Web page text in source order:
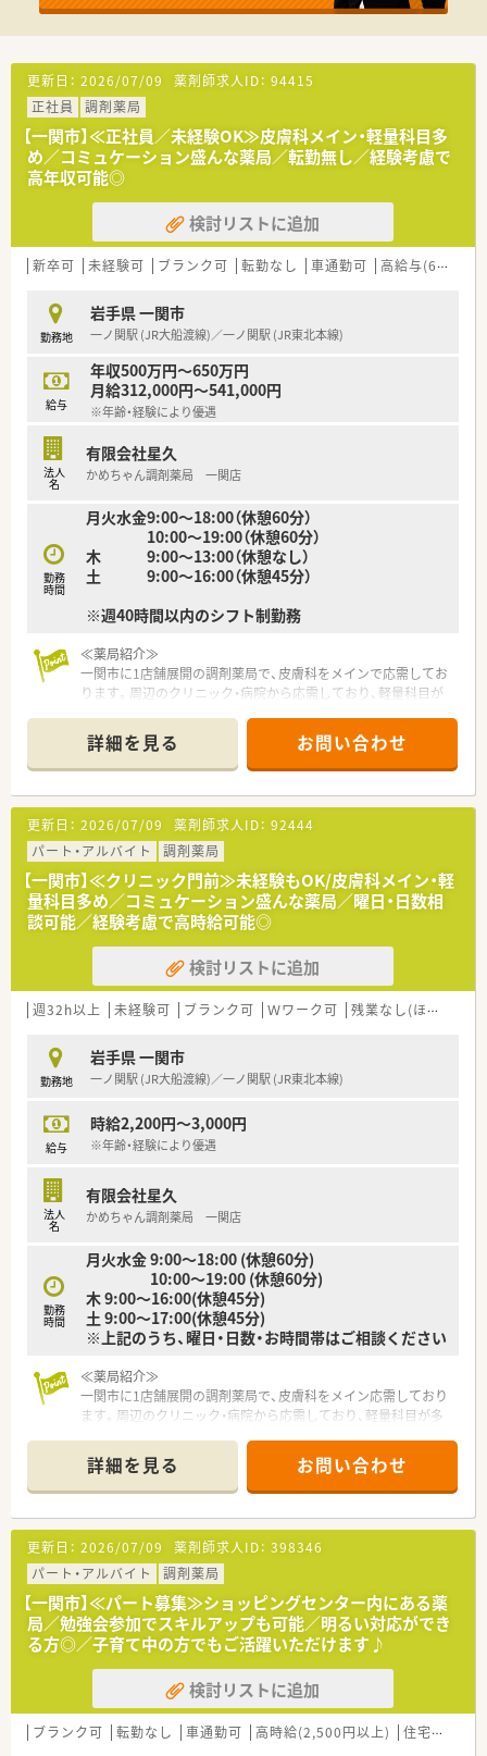
人です。
■パートながら時給は2,500円以上と高水準の薬局です◎ライフ
■近隣店舗との連携が取れているため、有給休暇やお休みが取り
やすく働きやすい環境が魅力です♪
更新日： 2026/07/09 薬剤師求人ID： 94415
正社員
調剤薬局
【一関市】≪正社員／未経験OK≫皮膚科メイン・軽量科目多
め／コミュケーション盛んな薬局／転勤無し／経験考慮で
高年収可能◎
検討リストに追加
新卒可 未経験可 ブランク可 転勤なし 車通勤可 高給与(600万円以上)
勤務地
岩手県 一関市
一ノ関駅 (JR大船渡線)／一ノ関駅 (JR東北本線)
給与
年収500万円～650万円
月給312,000円～541,000円
※年齢・経験により優遇
法人
名
有限会社星久
かめちゃん調剤薬局 一関店
勤務
時間
月火水金9:00～18:00（休憩60分）
10:00～19:00（休憩60分）
木 9:00～13:00（休憩なし）
土 9:00～16:00（休憩45分）
※週40時間以内のシフト制勤務
≪薬局紹介≫
一関市に1店舗展開の調剤薬局で、皮膚科をメインで応需してお
ります。周辺のクリニック・病院から応需しており、軽量科目が
また、社長はもともと病院にお勤めでしたので、臨床での経験も
あり、勉強させていただける環境です。
≪コミュケーション盛んな薬局♪≫
ベテランの薬剤師さんが多く、頼れる環境です。
就業中はしっかり仕事をこなし、オフタイムでは、和気あいあい
としている雰囲気です。不安なことや分からないことがあれば、
聞きやすく、教えてもらえる環境のため、未経験の方・経験が浅く
これからスキルを磨いていきたい方・ブランクある方など、幅広
い年代の方を歓迎いたします！
≪転勤なし・長く働きやすい薬局≫
転勤や異動がないため、腰を据えて長く働ける環境です。
調剤室や休憩室が広く、休憩の際もしっかり休めるような環境作
りをしています。
です。
≪こんな方におススメ≫
★テキパキと仕事したい方
★職場の人間関係で悩みたくない方
詳細を見る お問い合わせ
更新日： 2026/07/09 薬剤師求人ID： 92444
パート・アルバイト
調剤薬局
【一関市】≪クリニック門前≫未経験もOK/皮膚科メイン・軽
量科目多め／コミュケーション盛んな薬局／曜日・日数相
談可能／経験考慮で高時給可能◎
検討リストに追加
週32h以上 未経験可 ブランク可 Ｗワーク可 残業なし(ほぼなし含む)
勤務地
岩手県 一関市
一ノ関駅 (JR大船渡線)／一ノ関駅 (JR東北本線)
給与
時給2,200円～3,000円
※年齢・経験により優遇
法人
名
有限会社星久
かめちゃん調剤薬局 一関店
勤務
時間
月火水金 9:00～18:00 (休憩60分)
10:00～19:00 (休憩60分)
木 9:00～16:00(休憩45分)
土 9:00～17:00(休憩45分)
※上記のうち、曜日・日数・お時間帯はご相談ください
≪薬局紹介≫
一関市に1店舗展開の調剤薬局で、皮膚科をメイン応需しており
ます。周辺のクリニック・病院から応需しており、軽量科目が多
また、社長はもともと病院にお勤めでしたので、臨床での経験も
あり、勉強させていただける環境です。
≪コミュケーション盛んな薬局♪≫
ベテランの薬剤師さんが多く、頼れる環境です。
就業中はしっかり仕事をこなし、オフタイムでは、和気あいあい
としている雰囲気です。不安なことや分からないことがあれば、
聞きやすく、教えてもらえる環境のため、未経験の方・経験が浅く
これからスキルを磨いていきたい方・ブランクある方など、幅広
い年代の方を歓迎いたします！
≪転勤なし・長く働きやすい薬局≫
転勤や異動がないため、腰を据えて長く働ける環境です。
調剤室や休憩室が広く、休憩の際もしっかり休めるような環境作
りをしています。
詳細を見る お問い合わせ
更新日： 2026/07/09 薬剤師求人ID： 398346
パート・アルバイト
調剤薬局
【一関市】≪パート募集≫ショッピングセンター内にある薬
局／勉強会参加でスキルアップも可能／明るい対応ができ
る方◎／子育て中の方でもご活躍いただけます♪
検討リストに追加
ブランク可 転勤なし 車通勤可 高時給(2,500円以上) 住宅補助(手当)あり